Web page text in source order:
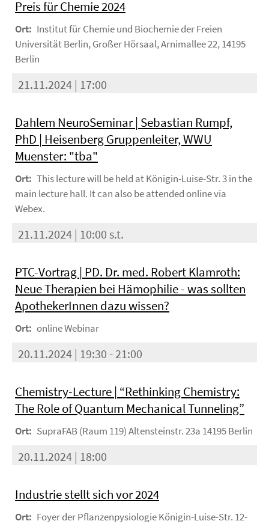
Preis für Chemie 2024
Ort: Institut für Chemie und Biochemie der Freien
Universität Berlin, Großer Hörsaal, Arnimallee 22, 14195
Berlin
21.11.2024 | 17:00
Dahlem NeuroSeminar | Sebastian Rumpf,
PhD | Heisenberg Gruppenleiter, WWU
Muenster: "tba"
Ort: This lecture will be held at Königin-Luise-Str. 3 in the
main lecture hall. It can also be attended online via
Webex.
21.11.2024 | 10:00 s.t.
PTC-Vortrag | PD. Dr. med. Robert Klamroth:
Neue Therapien bei Hämophilie - was sollten
ApothekerInnen dazu wissen?
Ort: online Webinar
20.11.2024 | 19:30 - 21:00
Chemistry-Lecture | “Rethinking Chemistry:
The Role of Quantum Mechanical Tunneling”
Ort: SupraFAB (Raum 119) Altensteinstr. 23a 14195 Berlin
20.11.2024 | 18:00
Industrie stellt sich vor 2024
Ort: Foyer der Pflanzenpysiologie Königin-Luise-Str. 12-